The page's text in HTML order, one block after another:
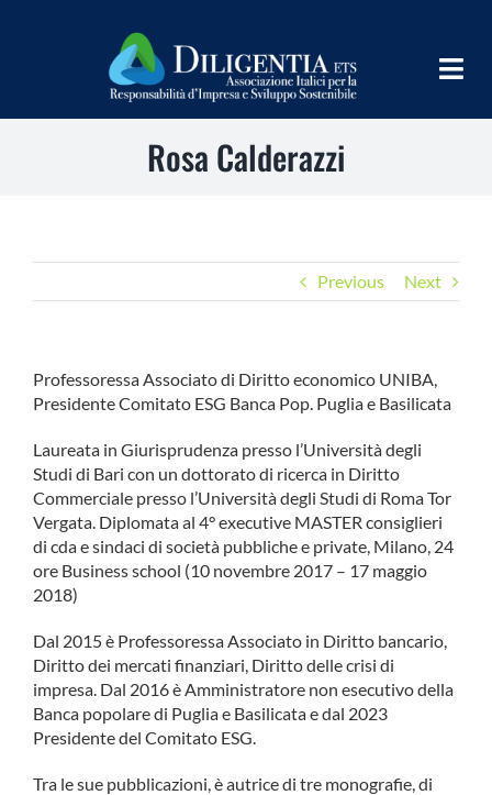
TEAMS
LEARN
PROGRAMS
COMMUNITY
LOGIN
Rosa Calderazzi
Previous Next
Professoressa Associato di Diritto economico UNIBA,
Presidente Comitato ESG Banca Pop. Puglia e Basilicata
Laureata in Giurisprudenza presso l’Università degli
Studi di Bari con un dottorato di ricerca in Diritto
Commerciale presso l’Università degli Studi di Roma Tor
Vergata. Diplomata al 4° executive MASTER consiglieri
di cda e sindaci di società pubbliche e private, Milano, 24
ore Business school (10 novembre 2017 – 17 maggio
2018)
Dal 2015 è Professoressa Associato in Diritto bancario,
Diritto dei mercati finanziari, Diritto delle crisi di
impresa. Dal 2016 è Amministratore non esecutivo della
Banca popolare di Puglia e Basilicata e dal 2023
Presidente del Comitato ESG.
Tra le sue pubblicazioni, è autrice di tre monografie, di